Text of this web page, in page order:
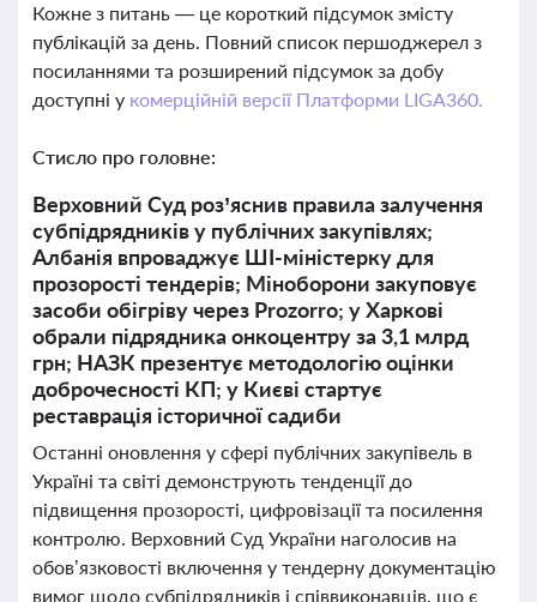
Кожне з питань — це короткий підсумок змісту
публікацій за день. Повний список першоджерел з
посиланнями та розширений підсумок за добу
доступні у комерційній версії Платформи LIGA360.
Стисло про головне:
Верховний Суд роз’яснив правила залучення
субпідрядників у публічних закупівлях;
Албанія впроваджує ШІ-міністерку для
прозорості тендерів; Міноборони закуповує
засоби обігріву через Prozorro; у Харкові
обрали підрядника онкоцентру за 3,1 млрд
грн; НАЗК презентує методологію оцінки
доброчесності КП; у Києві стартує
реставрація історичної садиби
Останні оновлення у сфері публічних закупівель в
Україні та світі демонструють тенденції до
підвищення прозорості, цифровізації та посилення
контролю. Верховний Суд України наголосив на
обов’язковості включення у тендерну документацію
вимог щодо субпідрядників і співвиконавців, що є